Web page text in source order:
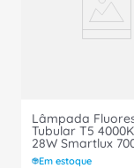
Lâmpada
Tubular T5
28W Smartlux
Ledvance
Em estoque